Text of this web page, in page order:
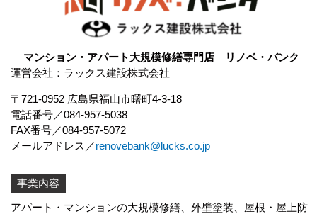
マンション・アパート大規模修繕専門店 リノベ・バンク
運営会社：ラックス建設株式会社
〒721-0952 広島県福山市曙町4-3-18
電話番号
084-957-5038
FAX番号
084-957-5072
メールアドレス
renovebank@lucks.co.jp
事業内容
アパート・マンションの大規模修繕、外壁塗装、屋根・屋上防